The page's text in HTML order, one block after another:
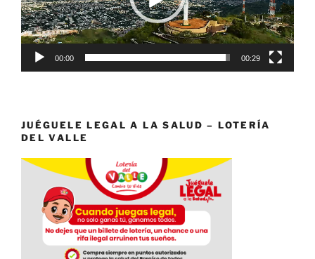
00:00 00:29
JUÉGUELE LEGAL A LA SALUD – LOTERÍA
DEL VALLE